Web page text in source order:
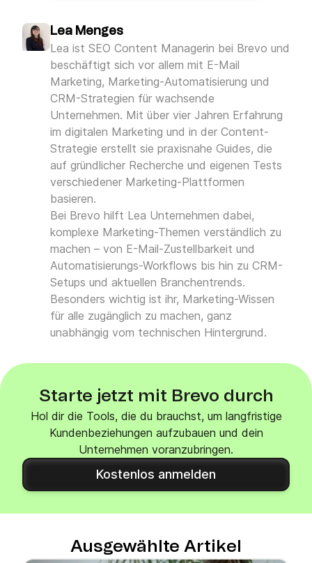
Lea Menges
Lea ist SEO Content Managerin bei Brevo und
beschäftigt sich vor allem mit E-Mail
Marketing, Marketing-Automatisierung und
CRM-Strategien für wachsende
Unternehmen. Mit über vier Jahren Erfahrung
im digitalen Marketing und in der Content-
Strategie erstellt sie praxisnahe Guides, die
auf gründlicher Recherche und eigenen Tests
verschiedener Marketing-Plattformen
basieren.
Bei Brevo hilft Lea Unternehmen dabei,
komplexe Marketing-Themen verständlich zu
machen – von E-Mail-Zustellbarkeit und
Automatisierungs-Workflows bis hin zu CRM-
Setups und aktuellen Branchentrends.
Besonders wichtig ist ihr, Marketing-Wissen
für alle zugänglich zu machen, ganz
unabhängig vom technischen Hintergrund.
Starte jetzt mit Brevo durch
Hol dir die Tools, die du brauchst, um langfristige
Kundenbeziehungen aufzubauen und dein
Unternehmen voranzubringen.
Kostenlos anmelden
Ausgewählte Artikel